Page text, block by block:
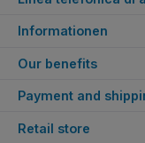
Informationen
Our benefits
Payment and
Retail store